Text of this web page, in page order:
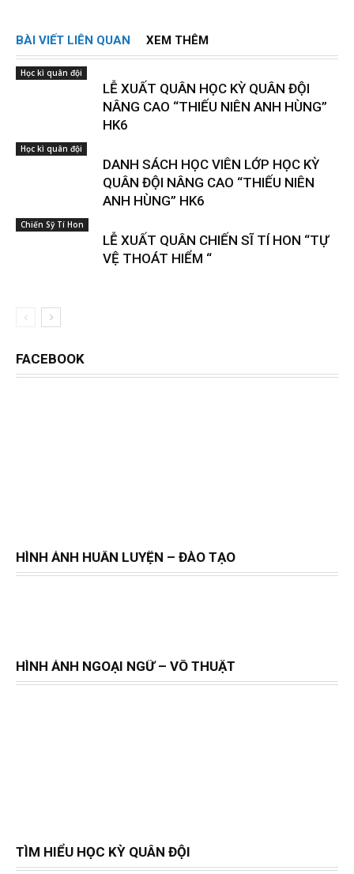
BÀI VIẾT LIÊN QUAN XEM THÊM
Học kì quân đội
LỄ XUẤT QUÂN HỌC KỲ QUÂN ĐỘI
NÂNG CAO “THIẾU NIÊN ANH HÙNG”
HK6
Học kì quân đội
DANH SÁCH HỌC VIÊN LỚP HỌC KỲ
QUÂN ĐỘI NÂNG CAO “THIẾU NIÊN
ANH HÙNG” HK6
Chiến Sỹ Tí Hon
LỄ XUẤT QUÂN CHIẾN SĨ TÍ HON “TỰ
VỆ THOÁT HIỂM “
FACEBOOK
HÌNH ẢNH HUẤN LUYỆN – ĐÀO TẠO
HÌNH ẢNH NGOẠI NGỮ – VÕ THUẬT
TÌM HIỂU HỌC KỲ QUÂN ĐỘI